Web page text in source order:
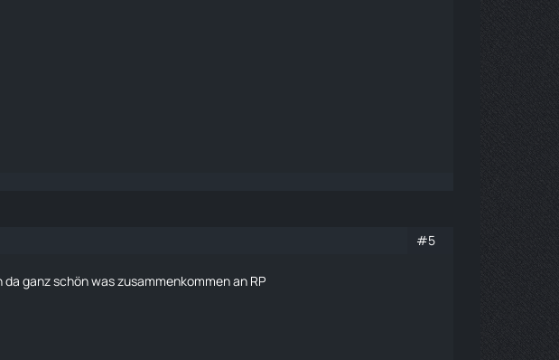
#5
ganz schön was zusammenkommen an RP